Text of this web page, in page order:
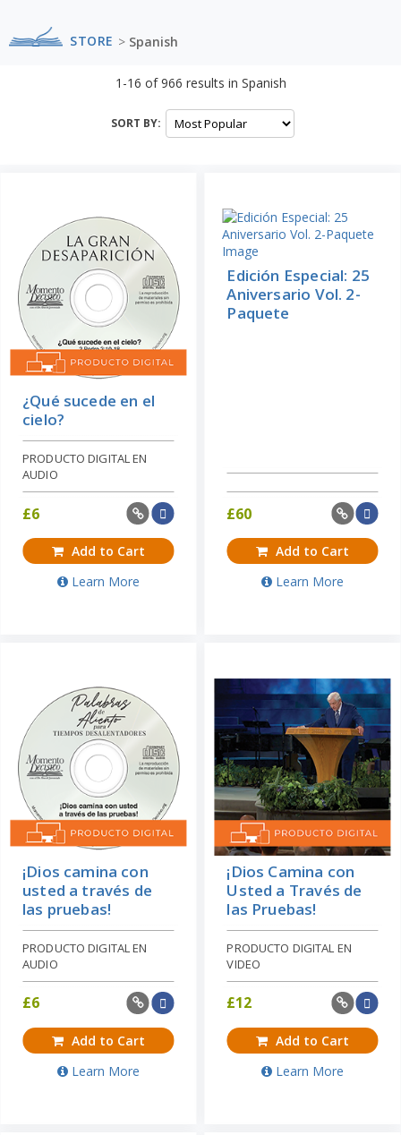
STORE > Spanish
1-16 of966 results in Spanish
SORT BY:
¿Qué sucede en el
cielo?
PRODUCTO DIGITAL EN
AUDIO
£6
Add to Cart
Learn More
Edición Especial: 25
Aniversario Vol. 2-
Paquete
£60
Add to Cart
Learn More
¡Dios camina con
usted a través de
las pruebas!
PRODUCTO DIGITAL EN
AUDIO
£6
Add to Cart
Learn More
¡Dios Camina con
Usted a Través de
las Pruebas!
PRODUCTO DIGITAL EN
VIDEO
£12
Add to Cart
Learn More